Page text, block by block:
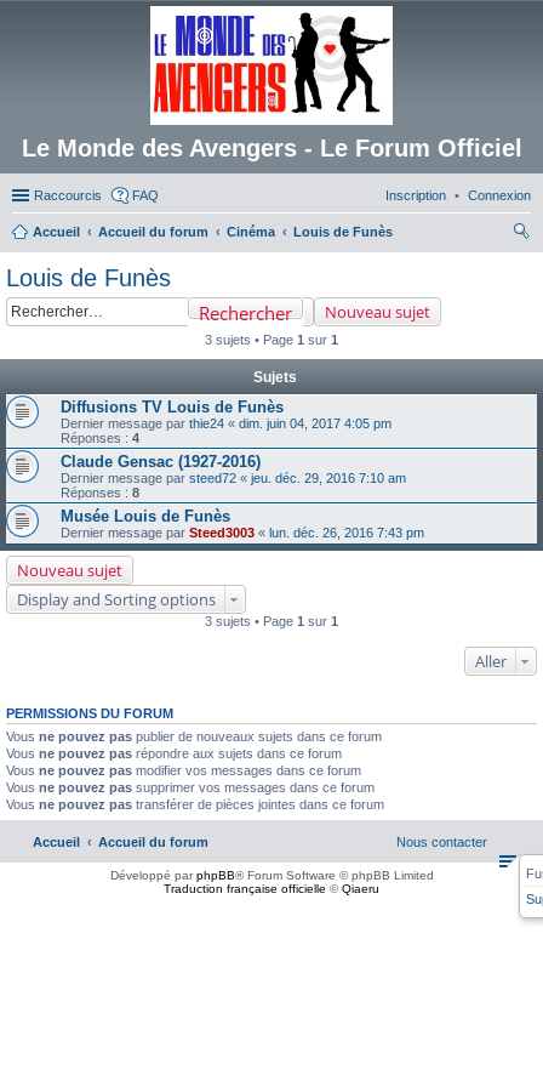
Le Monde des Avengers - Le Forum Officiel
Raccourcis FAQ Connexion
Inscription
Accueil Accueil du forum Cinéma
Louis de Funès
Louis de Funès
Nouveau sujet
Rechercher
3 sujets • Page 1 sur 1
Sujets
Diffusions TV Louis de Funès
Dernier message par thie24 « dim. juin 04, 2017 4:05 pm
Réponses : 4
Claude Gensac (1927-2016)
Dernier message par steed72 « jeu. déc. 29, 2016 7:10 am
Réponses : 8
Musée Louis de Funès
Dernier message par Steed3003 « lun. déc. 26, 2016 7:43 pm
Nouveau sujet
Display and Sorting options
3 sujets • Page 1 sur 1
Aller
PERMISSIONS DU FORUM
Vous ne pouvez pas publier de nouveaux sujets dans ce forum
Vous ne pouvez pas répondre aux sujets dans ce forum
Vous ne pouvez pas modifier vos messages dans ce forum
Vous ne pouvez pas supprimer vos messages dans ce forum
Vous ne pouvez pas transférer de pièces jointes dans ce forum
Accueil Accueil du forum Nous contacter
Développé parphpBB® Forum Software © phpBB Limited
Traduction française officielle ©Qiaeru